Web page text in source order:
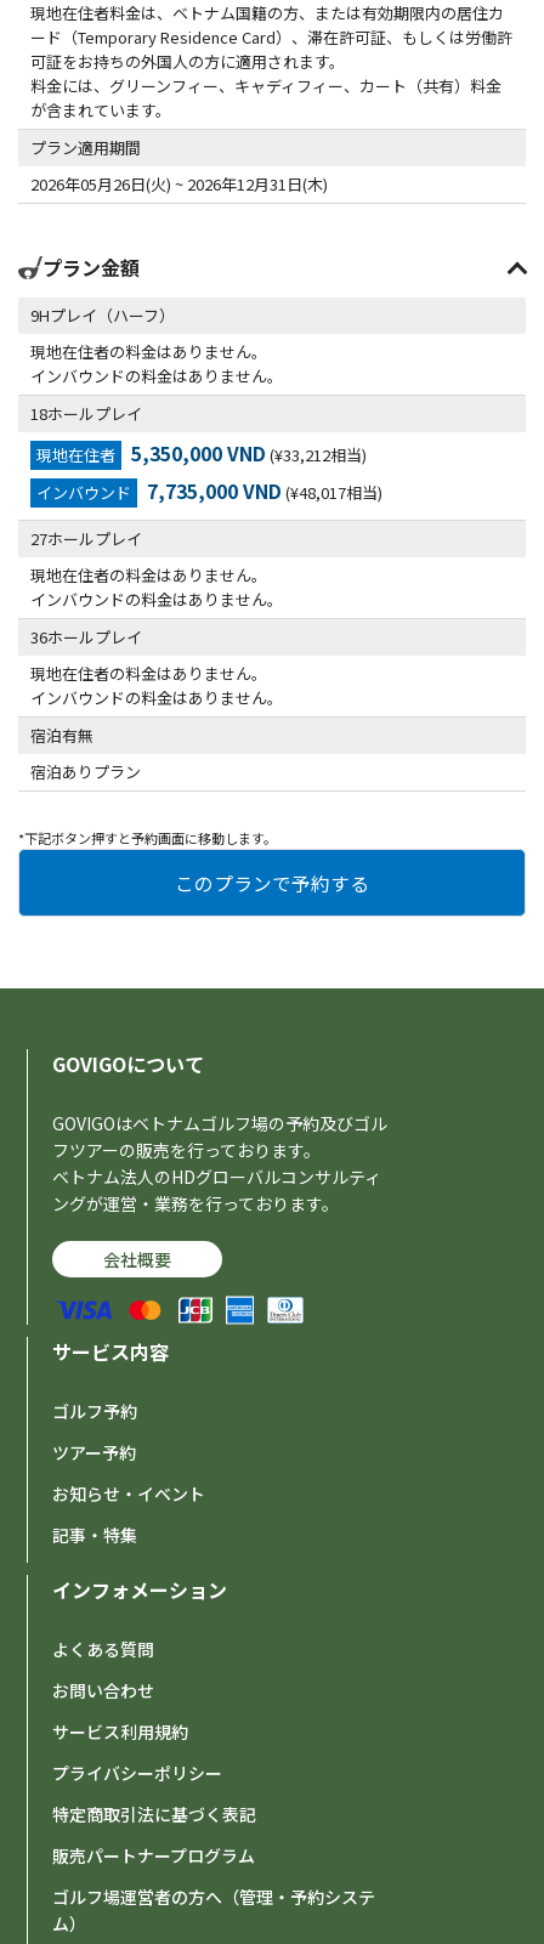
現地在住者料金は、ベトナム国籍の方、または有効期限内の居住カ
ード（Temporary Residence Card）、滞在許可証、もしくは労働許
可証をお持ちの外国人の方に適用されます。
料金には、グリーンフィー、キャディフィー、カート（共有）料金
が含まれています。
プラン適用期間
2026年05月26日(火) ~ 2026年12月31日(木)
プラン金額
9Hプレイ（ハーフ）
現地在住者の料金はありません。
インバウンドの料金はありません。
18ホールプレイ
現地在住者
5,350,000 VND (¥33,212相当)
インバウンド
7,735,000 VND (¥48,017相当)
27ホールプレイ
現地在住者の料金はありません。
インバウンドの料金はありません。
36ホールプレイ
現地在住者の料金はありません。
インバウンドの料金はありません。
宿泊有無
宿泊ありプラン
*下記ボタン押すと予約画面に移動します。
GOVIGOについて
GOVIGOはベトナムゴルフ場の予約及びゴル
フツアーの販売を行っております。
ベトナム法人のHDグローバルコンサルティ
ングが運営・業務を行っております。
会社概要
サービス内容
ゴルフ予約
ツアー予約
お知らせ・イベント
記事・特集
インフォメーション
よくある質問
お問い合わせ
サービス利用規約
プライバシーポリシー
特定商取引法に基づく表記
販売パートナープログラム
ゴルフ場運営者の方へ（管理・予約システ
ム）